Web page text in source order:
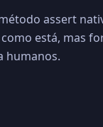
assert
está, mas
humanos.